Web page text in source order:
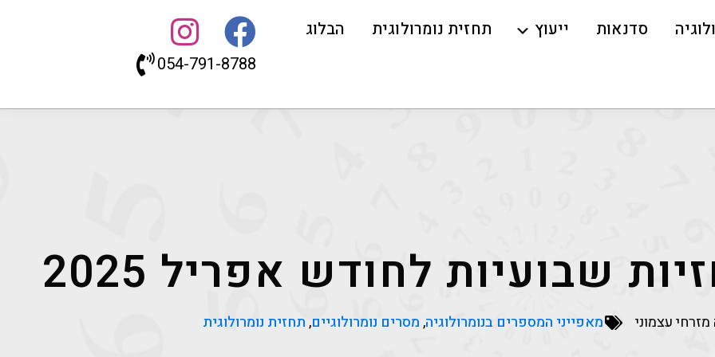
054-791-8788
סדנאות ייעוץ תחזית נומרולוגית הבלוג
שבועיות לחודש אפריל 2025
עצמוני מאפייני המספרים בנומרולוגיה,מסרים נומרולוגיים,תחזית נומרולוגית